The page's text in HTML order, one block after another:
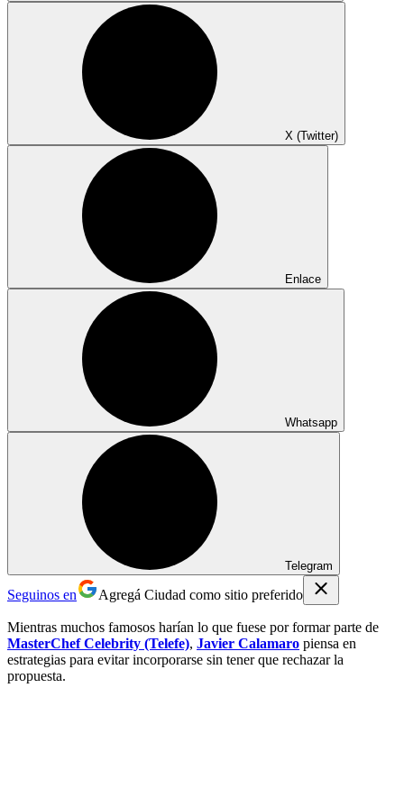
X (Twitter)
Enlace
Whatsapp
Telegram
Seguinos en Agregá Ciudad como sitio preferido
Mientras muchos famosos harían lo que fuese por formar parte de
MasterChef Celebrity (Telefe), Javier Calamaro piensa en
estrategias para evitar incorporarse sin tener que rechazar la
propuesta.